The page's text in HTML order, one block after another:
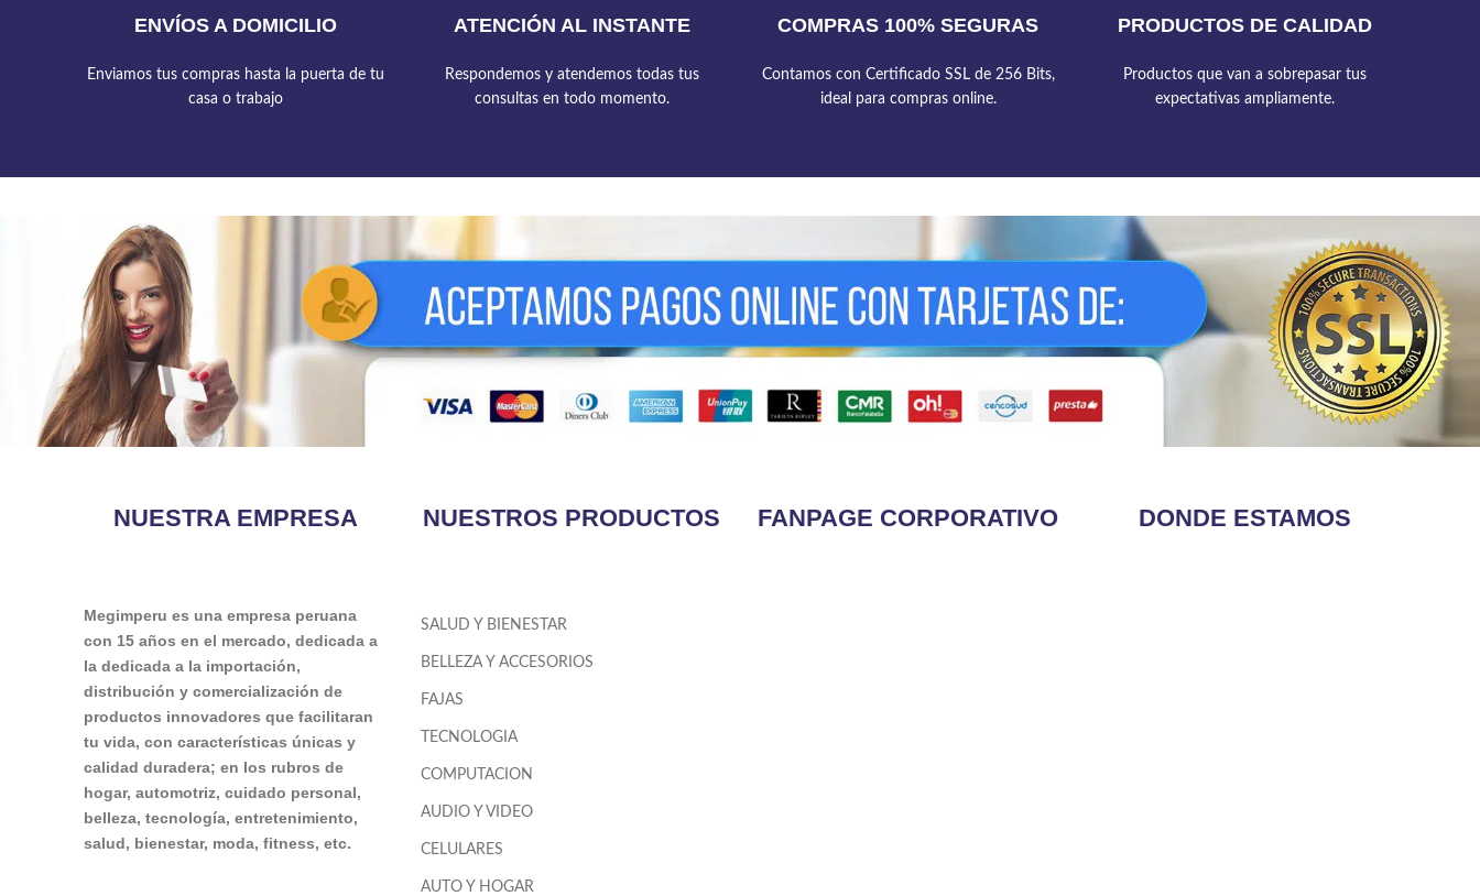
ENVÍOS A DOMICILIO
Enviamos tus compras hasta la puerta de tu
casa o trabajo
ATENCIÓN AL INSTANTE
Respondemos y atendemos todas tus
consultas en todo momento.
COMPRAS 100% SEGURAS
Contamos con Certificado SSL de 256 Bits,
ideal para compras online.
PRODUCTOS DE CALIDAD
Productos que van a sobrepasar tus
expectativas ampliamente.
NUESTRA EMPRESA
Megimperu es una empresa peruana
con 15 años en el mercado, dedicada a
la dedicada a la importación,
distribución y comercialización de
productos innovadores que facilitaran
tu vida, con características únicas y
calidad duradera; en los rubros de
hogar, automotriz, cuidado personal,
belleza, tecnología, entretenimiento,
salud, bienestar, moda, fitness, etc.
NUESTROS PRODUCTOS
SALUD Y BIENESTAR
BELLEZA Y ACCESORIOS
FAJAS
TECNOLOGIA
COMPUTACION
AUDIO Y VIDEO
CELULARES
AUTO Y HOGAR
FANPAGE CORPORATIVO DONDE ESTAMOS